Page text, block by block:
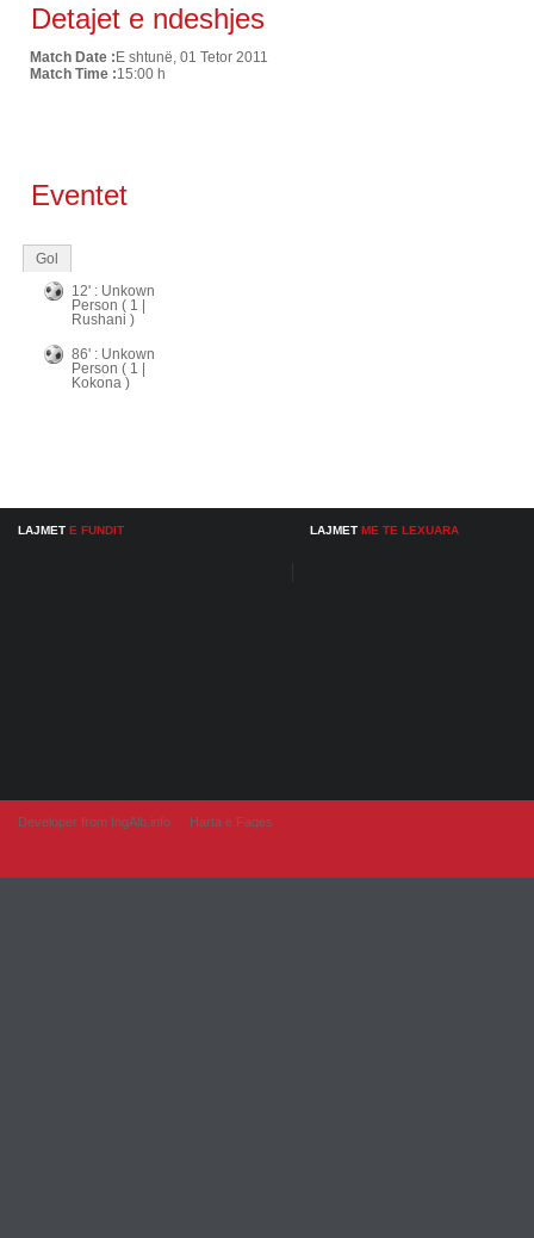
Detajet e ndeshjes
Match Date : E shtunë, 01 Tetor 2011
Match Time :15:00 h
Eventet
Gol
12' : Unkown
Person ( 1 |
Rushani )
86' : Unkown
Person ( 1 |
Kokona )
LAJMET E FUNDIT LAJMET ME TE LEXUARA
Developer from IngAlb.info Harta e Faqes